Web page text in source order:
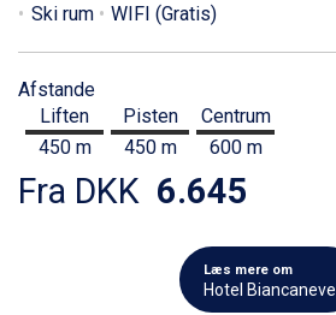
Ski rum
WIFI (Gratis)
Afstande
Liften
450 m
Pisten
450 m
Centrum
600 m
Fra DKK 6.645
Læs mere om
Hotel Biancaneve